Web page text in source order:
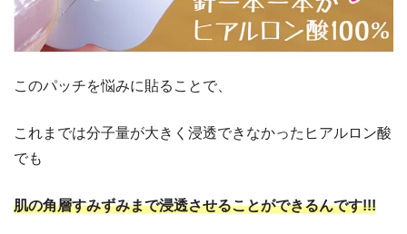
このパッチを悩みに貼ることで、
これまでは分子量が大きく浸透できなかったヒアルロン酸
でも
肌の角層すみずみまで浸透させることができるんです!!!